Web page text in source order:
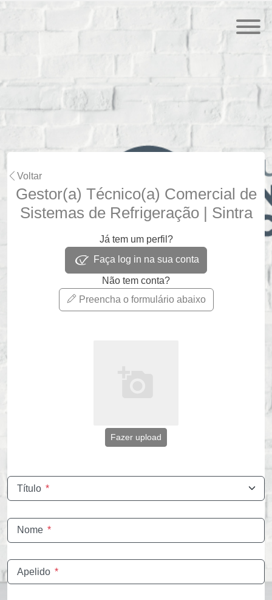
Voltar
Gestor(a) Técnico(a) Comercial de
Sistemas de Refrigeração | Sintra
Já tem um perfil?
Faça log in na sua conta
Não tem conta?
Preencha o formulário abaixo
Fazer upload
Título *
Nome *
Apelido *